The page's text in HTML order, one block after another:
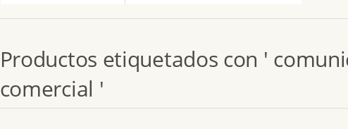
Productos etiquetados con '
comercial '